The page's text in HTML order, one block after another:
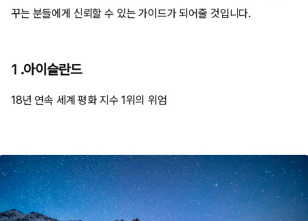
꾸는 분들에게 신뢰할 수 있는 가이드가 되어줄 것입니다.
1 .아이슬란드
18년 연속 세계 평화 지수 1위의 위엄